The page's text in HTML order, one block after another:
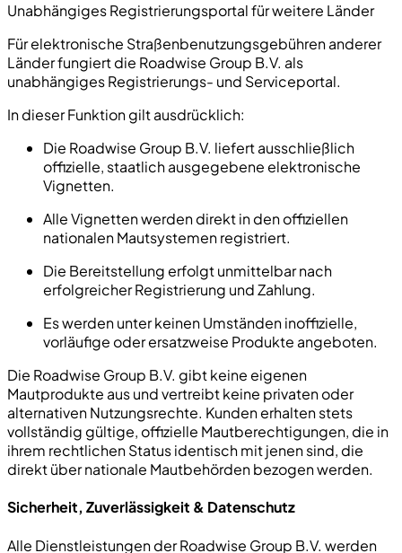
Unabhängiges Registrierungsportal für weitere Länder
Für elektronische Straßenbenutzungsgebühren anderer
Länder fungiert die Roadwise Group B.V. als
unabhängiges Registrierungs- und Serviceportal.
In dieser Funktion gilt ausdrücklich:
Die Roadwise Group B.V. liefert ausschließlich
offizielle, staatlich ausgegebene elektronische
Vignetten.
Alle Vignetten werden direkt in den offiziellen
nationalen Mautsystemen registriert.
Die Bereitstellung erfolgt unmittelbar nach
erfolgreicher Registrierung und Zahlung.
Es werden unter keinen Umständen inoffizielle,
vorläufige oder ersatzweise Produkte angeboten.
Die Roadwise Group B.V. gibt keine eigenen
Mautprodukte aus und vertreibt keine privaten oder
alternativen Nutzungsrechte. Kunden erhalten stets
vollständig gültige, offizielle Mautberechtigungen, die in
ihrem rechtlichen Status identisch mit jenen sind, die
direkt über nationale Mautbehörden bezogen werden.
Sicherheit, Zuverlässigkeit & Datenschutz
Alle Dienstleistungen der Roadwise Group B.V. werden